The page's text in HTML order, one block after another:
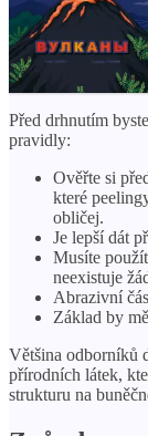
Před drhnutím
pravidly:
Ověřte si
které
obličej.
Je lepší dát
Musíte
neexistuje
Abrazivní
Základ by
Většina odborníků
přírodních látek,
strukturu na